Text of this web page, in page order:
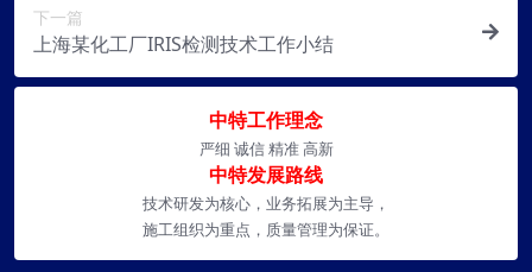
下一篇
上海某化工厂IRIS检测技术工作小结
中特工作理念
严细 诚信 精准 高新
中特发展路线
技术研发为核心，业务拓展为主导，
施工组织为重点，质量管理为保证。